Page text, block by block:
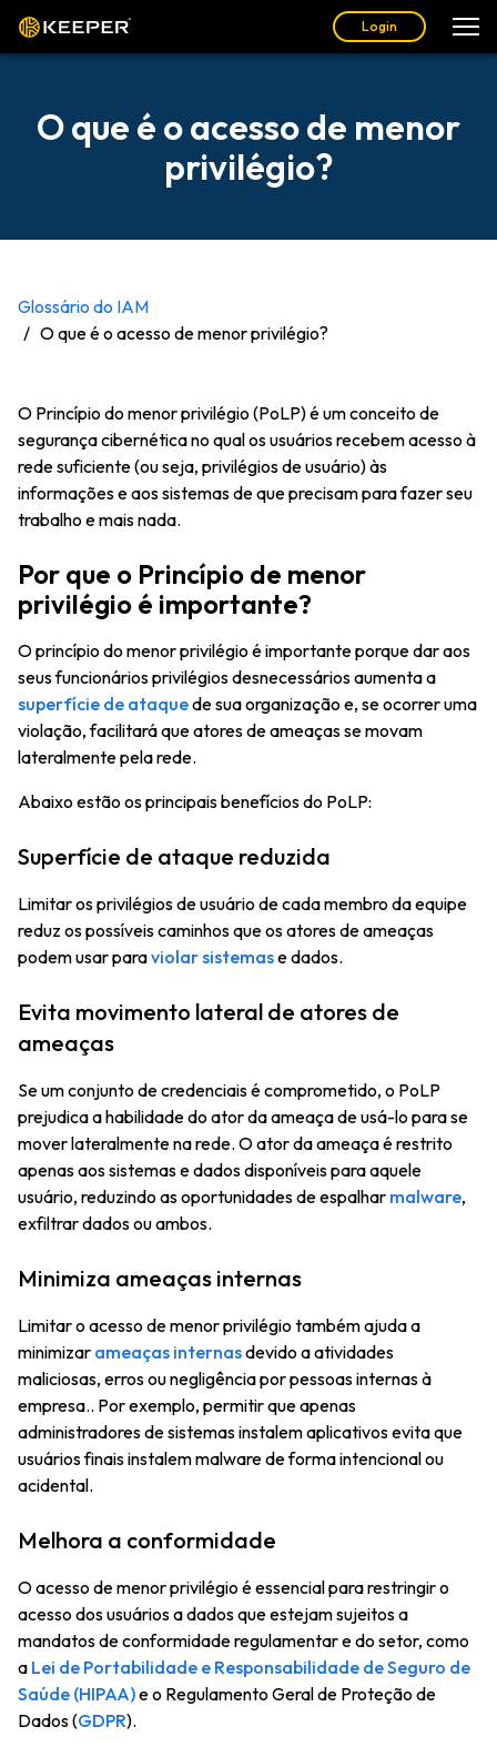
Login
O que é o acesso de menor
privilégio?
Glossário do IAM
O que é o acesso de menor privilégio?
O Princípio do menor privilégio (PoLP) é um conceito de
segurança cibernética no qual os usuários recebem acesso à
rede suficiente (ou seja, privilégios de usuário) às
informações e aos sistemas de que precisam para fazer seu
trabalho e mais nada.
Por que o Princípio de menor
privilégio é importante?
O princípio do menor privilégio é importante porque dar aos
seus funcionários privilégios desnecessários aumenta a
superfície de ataquede sua organização e, se ocorrer uma
violação, facilitará que atores de ameaças se movam
lateralmente pela rede.
Abaixo estão os principais benefícios do PoLP:
Superfície de ataque reduzida
Limitar os privilégios de usuário de cada membro da equipe
reduz os possíveis caminhos que os atores de ameaças
podem usar paraviolar sistemase dados.
Evita movimento lateral de atores de
ameaças
Se um conjunto de credenciais é comprometido, o PoLP
prejudica a habilidade do ator da ameaça de usá-lo para se
mover lateralmente na rede. O ator da ameaça é restrito
apenas aos sistemas e dados disponíveis para aquele
usuário, reduzindo as oportunidades de espalhar malware,
exfiltrar dados ou ambos.
Minimiza ameaças internas
Limitar o acesso de menor privilégio também ajuda a
minimizar ameaças internasdevido a atividades
maliciosas, erros ou negligência por pessoas internas à
empresa.. Por exemplo, permitir que apenas
administradores de sistemas instalem aplicativos evita que
usuários finais instalem malware de forma intencional ou
acidental.
Melhora a conformidade
O acesso de menor privilégio é essencial para restringir o
acesso dos usuários a dados que estejam sujeitos a
mandatos de conformidade regulamentar e do setor, como
a Lei de Portabilidade e Responsabilidade de Seguro de
Saúde (HIPAA)e o Regulamento Geral de Proteção de
Dados (GDPR).